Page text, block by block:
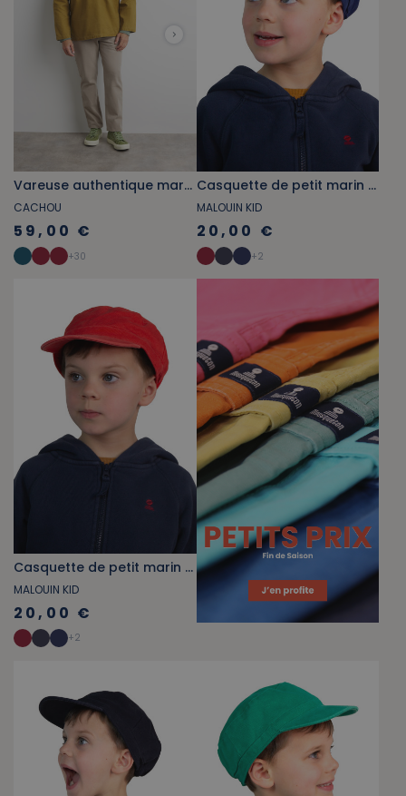
Vareuse authentique marron bronze
CACHOU
59,00 €
+30
Casquette de petit marin bleu regate
MALOUIN KID
20,00 €
+2
Casquette de petit marin rouge
MALOUIN KID
20,00 €
+2